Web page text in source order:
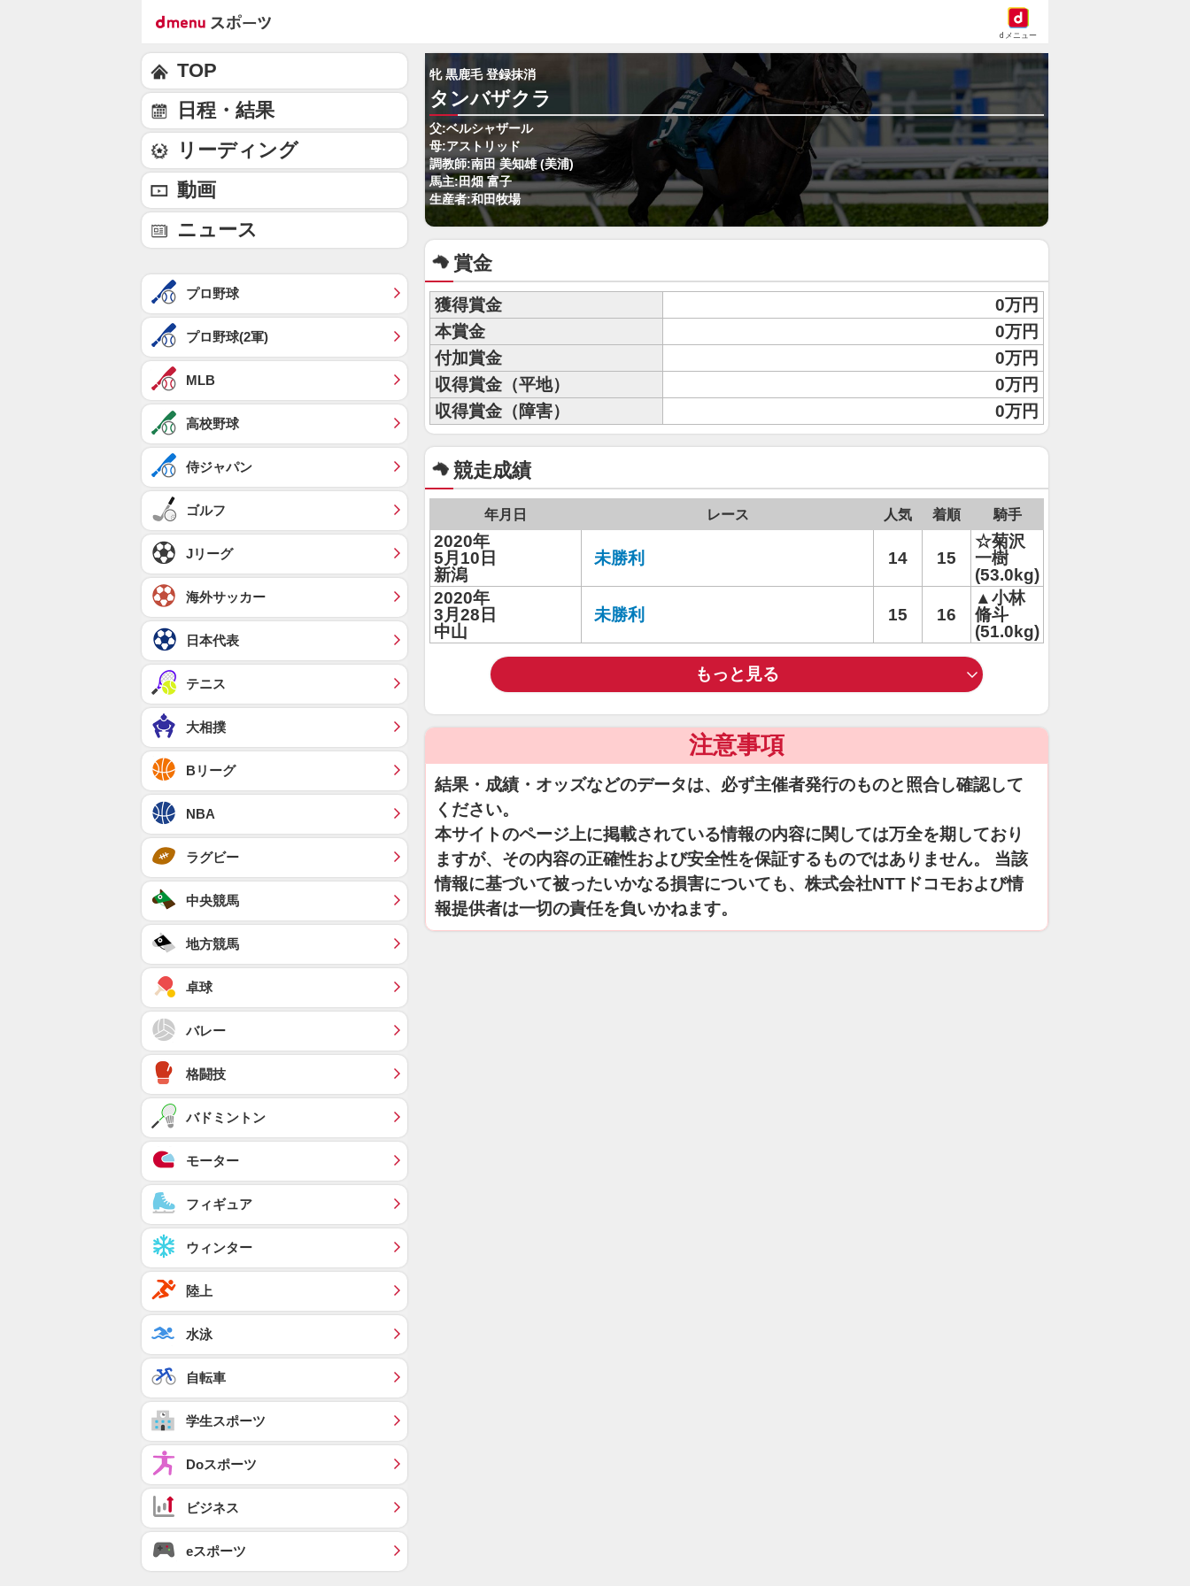
dメニュー
牝 黒鹿毛 登録抹消
タンバザクラ
父:ベルシャザール
母:アストリッド
調教師:南田 美知雄 (美浦)
馬主:田畑 富子
生産者:和田牧場
賞金
獲得賞金
0万円
本賞金
0万円
付加賞金
0万円
収得賞金（平地）
0万円
収得賞金（障害）
0万円
競走成績
年月日 レース 人気 着順 騎手
2020年
5月10日
新潟
未勝利 14 15
☆菊沢
一樹
(53.0kg)
2020年
3月28日
中山
未勝利 15 16
▲小林
脩斗
(51.0kg)
もっと見る
注意事項
結果・成績・オッズなどのデータは、必ず主催者発行のものと照合し確認して
ください。
本サイトのページ上に掲載されている情報の内容に関しては万全を期しており
ますが、その内容の正確性および安全性を保証するものではありません。 当該
情報に基づいて被ったいかなる損害についても、株式会社NTTドコモおよび情
報提供者は一切の責任を負いかねます。
TOP
日程・結果
リーディング
動画
ニュース
プロ野球
プロ野球(2軍)
MLB
高校野球
侍ジャパン
ゴルフ
Jリーグ
海外サッカー
日本代表
テニス
大相撲
Bリーグ
NBA
ラグビー
中央競馬
地方競馬
卓球
バレー
格闘技
バドミントン
モーター
フィギュア
ウィンター
陸上
水泳
自転車
学生スポーツ
Doスポーツ
ビジネス
eスポーツ